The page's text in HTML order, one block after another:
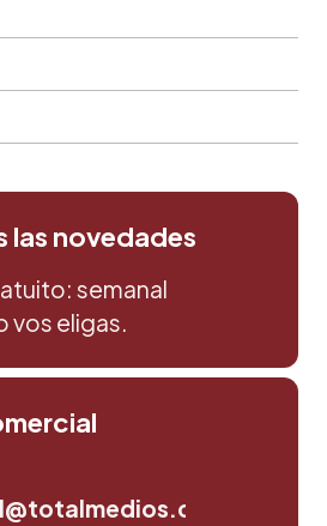
las novedades
semanal
vos eligas.